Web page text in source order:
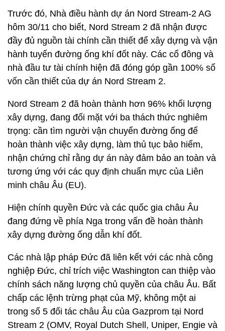
Trước đó, Nhà điều hành dự án Nord Stream-2 AG
hôm 30/11 cho biết, Nord Stream 2 đã nhận được
đầy đủ nguồn tài chính cần thiết để xây dựng và vận
hành tuyến đường ống khí đốt này. Các cổ đông và
nhà đầu tư tài chính hiện đã đóng góp gần 100% số
vốn cần thiết của dự án Nord Stream 2.
Nord Stream 2 đã hoàn thành hơn 96% khối lượng
xây dựng, đang đối mặt với ba thách thức nghiêm
trọng: cần tìm người vận chuyển đường ống để
hoàn thành việc xây dựng, làm thủ tục bảo hiểm,
nhận chứng chỉ rằng dự án này đảm bảo an toàn và
tương ứng với các quy định chuẩn mực của Liên
minh châu Âu (EU).
Hiện chính quyền Đức và các quốc gia châu Âu
đang đứng về phía Nga trong vấn đề hoàn thành
xây dựng đường ống dẫn khí đốt.
Các nhà lập pháp Đức đã liên kết với các nhà công
nghiệp Đức, chỉ trích việc Washington can thiệp vào
chính sách năng lượng chủ quyền của châu Âu. Bất
chấp các lệnh trừng phạt của Mỹ, không một ai
trong số 5 đối tác châu Âu của Gazprom tại Nord
Stream 2 (OMV, Royal Dutch Shell, Uniper, Engie và